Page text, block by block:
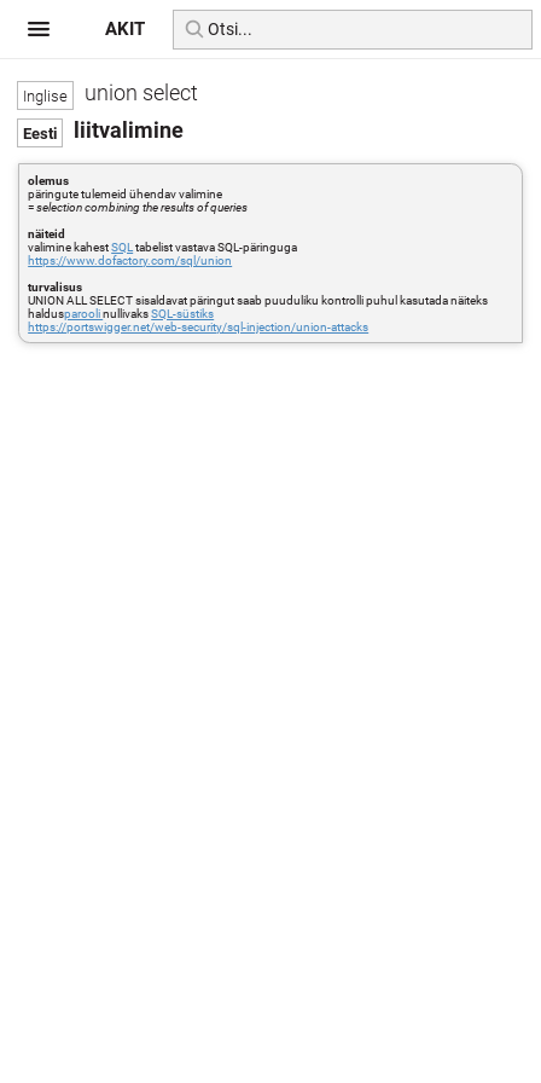
union select
liitvalimine
olemus
päringute tulemeid ühendav valimine
=selection combining the results of queries
näiteid
valimine kahestSQL tabelist vastava SQL-päringuga
https://www.dofactory.com/sql/union
turvalisus
UNION ALL SELECT sisaldavat päringut saab puuduliku kontrolli puhul kasutada näiteks
haldusparoolinullivaksSQL-süstiks
https://portswigger.net/web-security/sql-injection/union-attacks
AKIT